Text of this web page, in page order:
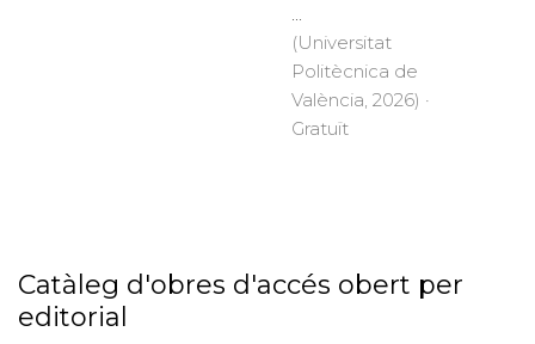
...
(Universitat
Politècnica de
València, 2026) ·
Gratuït
Catàleg d'obres d'accés obert per
editorial